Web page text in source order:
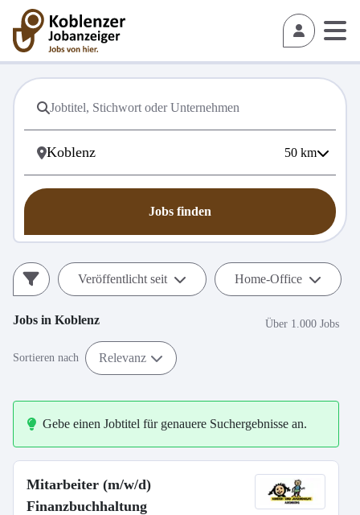
50 km
Jobs finden
Veröffentlicht seit Home-Office
Jobs in Koblenz Über 1.000 Jobs
Sortieren nach Relevanz
Gebe einen Jobtitel für genauere Suchergebnisse an.
Mitarbeiter (m/w/d)
Finanzbuchhaltung